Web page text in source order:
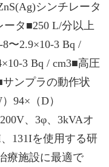
シンチレータ
タ■250 L/分以上
〜2.9×10-3 Bq /
3 Bq / cm3■高圧
ンプラの動作状
94×（D）
、3φ、3kVAオ
131Iを使用する研
療施設に最適で